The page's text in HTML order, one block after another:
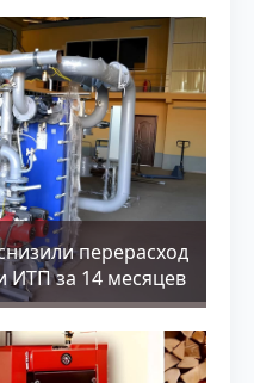
перерасход
ИТП за 14 месяцев